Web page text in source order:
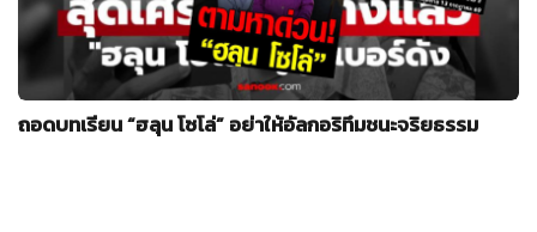
ถอดบทเรียน “ฮลุน โซโล่” อย่าให้อัลกอริทึมชนะจริยธรรม